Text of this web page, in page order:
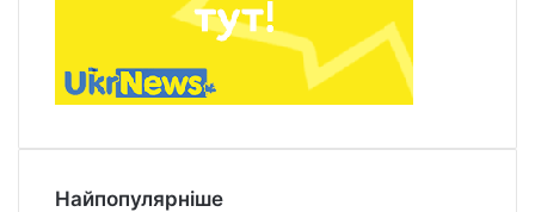
Найпопулярніше